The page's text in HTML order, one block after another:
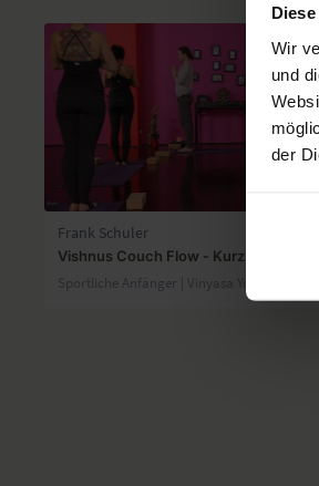
Wir
und
der
Frank Schuler
Vishnus Couch Flow - Kurz und
Sportliche Anfänger | Vinyasa Yoga